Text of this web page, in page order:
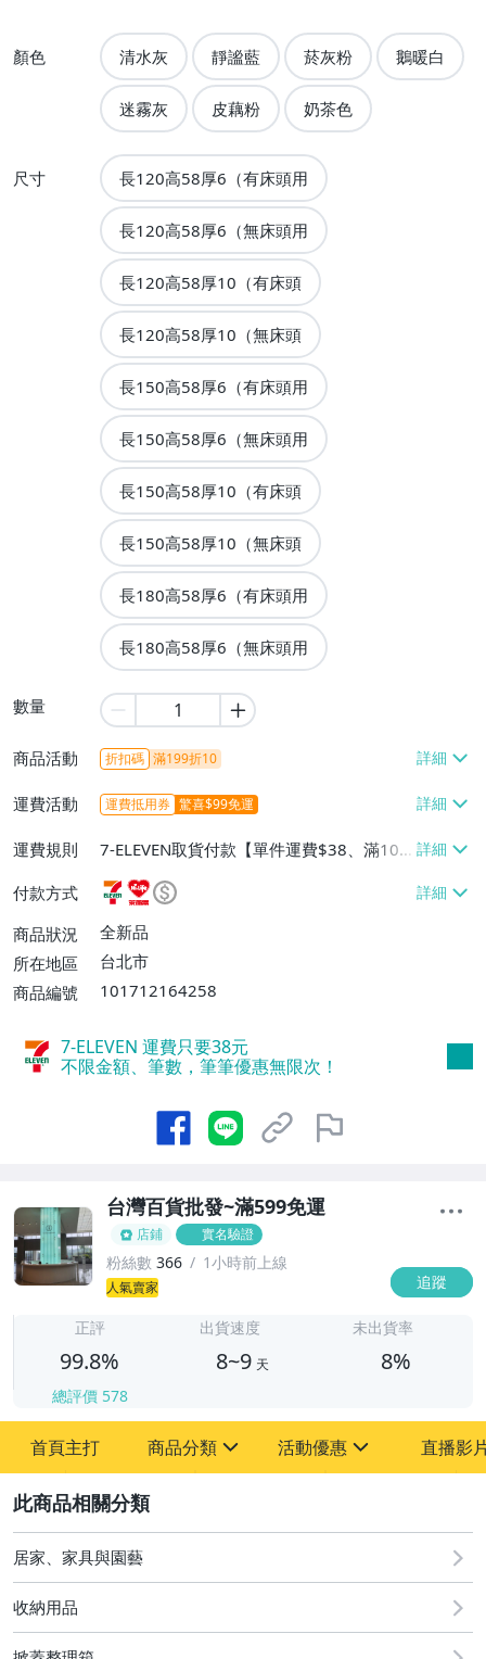
顏色 清水灰 靜謐藍 菸灰粉 鵝暖白
迷霧灰 皮藕粉 奶茶色
尺寸 長120高58厚6（有床頭用
長120高58厚6（無床頭用
長120高58厚10（有床頭
長120高58厚10（無床頭
長150高58厚6（有床頭用
長150高58厚6（無床頭用
長150高58厚10（有床頭
長150高58厚10（無床頭
長180高58厚6（有床頭用
長180高58厚6（無床頭用
數量
商品活動 折扣碼 滿199折10
運費活動 運費抵用券 驚喜$99免運
運費規則
7-ELEVEN取貨付款【單件運費$38、滿100
件或消費滿$599免運費】、萊爾富取貨付
款【單件運費$60、滿100件或消費滿$599
免運費】、宅配/貨運【單件運費$80、滿1
00件或消費滿$599免運費】
付款方式
商品狀況
全新品
所在地區
台北市
商品編號
101712164258
7-ELEVEN 運費只要38元
不限金額、筆數，筆筆優惠無限次！
台灣百貨批發~滿599免運
店鋪 實名驗證
粉絲數 366 1小時前上線
人氣賣家 追蹤
正評
99.8%
總評價 578
出貨速度
8~9 天
未出貨率
8%
首頁主打 商品分類
其它
活動優惠
[全店] 新品回饋
直播影
居家、家具與園藝
收納用品